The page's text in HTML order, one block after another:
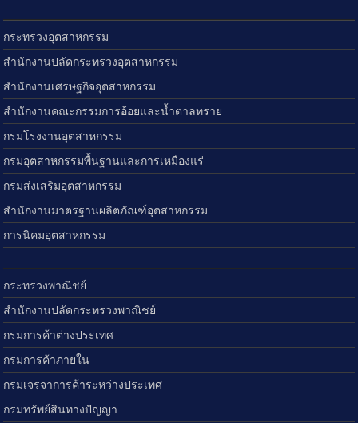
กระทรวงอุตสาหกรรม
สำนักงานปลัดกระทรวงอุตสาหกรรม
สำนักงานเศรษฐกิจอุตสาหกรรม
สำนักงานคณะกรรมการอ้อยและน้ำตาลทราย
กรมโรงงานอุตสาหกรรม
กรมอุตสาหกรรมพื้นฐานและการเหมืองแร่
กรมส่งเสริมอุตสาหกรรม
สำนักงานมาตรฐานผลิตภัณฑ์อุตสาหกรรม
การนิคมอุตสาหกรรม
กระทรวงพาณิชย์
สำนักงานปลัดกระทรวงพาณิชย์
กรมการค้าต่างประเทศ
กรมการค้าภายใน
กรมเจรจาการค้าระหว่างประเทศ
กรมทรัพย์สินทางปัญญา